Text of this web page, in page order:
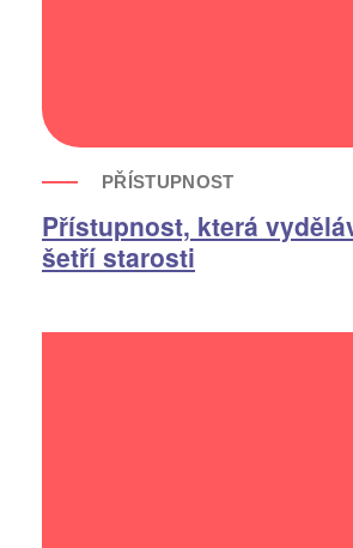
PŘÍSTUPNOST
Přístupnost, která
šetří starosti